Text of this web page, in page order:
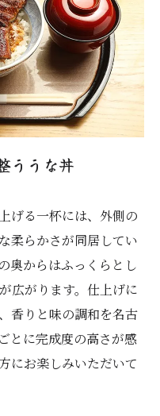
ううな丼
げる一杯には、外側の
柔らかさが同居してい
奥からはふっくらとし
広がります。仕上げに
香りと味の調和を名古
とに完成度の高さが感
にお楽しみいただいて